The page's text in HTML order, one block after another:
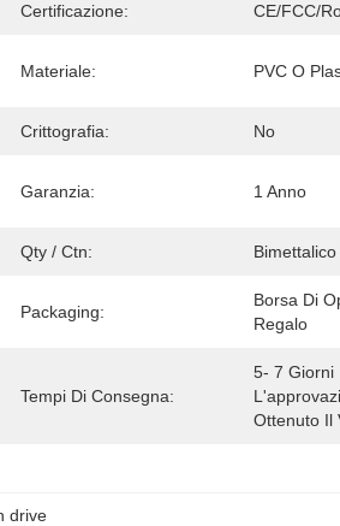
Certificazione: CE/FCC/
Materiale: PVC O
Crittografia: No
Garanzia: 1 Anno
Qty / Ctn: Bimettalico
Packaging:
Borsa Di
Regalo
Tempi Di Consegna:
5- 7 Giorni
Ottenuto Il
drive